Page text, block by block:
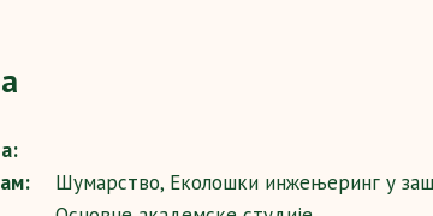
Шумарство, Еколошки инжењеринг у